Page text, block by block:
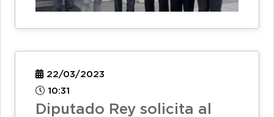
22/03/2023
10:31
Diputado Rey solicita al